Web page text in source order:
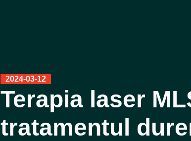
2024-03-12
Terapia laser
tratamentul